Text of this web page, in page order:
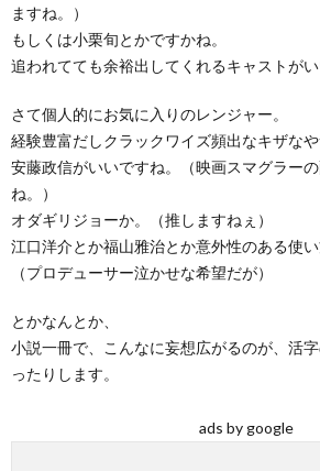
ますね。）
もしくは小栗旬とかですかね。
追われてても余裕出してくれるキャストがい
さて個人的にお気に入りのレンジャー。
経験豊富だしクラックワイズ頻出なキザなや
安藤政信がいいですね。（映画スマグラー
ね。）
オダギリジョーか。（推しますねぇ）
江口洋介とか福山雅治とか意外性のある使い
（プロデューサー泣かせな希望だが）
とかなんとか、
小説一冊で、こんなに妄想広がるのが、活
ったりします。
ads by google